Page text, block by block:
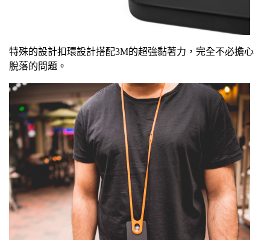
特殊的設計扣環設計搭配3M的超強黏著力，完全不必擔心
脫落的問題。